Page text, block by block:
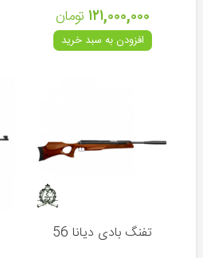
ماهیگیری
دوربین
۱۲۱,۰۰۰,۰۰۰ تومان
افزودن به سبد خرید
تفنگ بادی دیانا 56